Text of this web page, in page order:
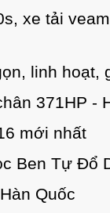
xe tải
linh hoạt,
371HP -
mới nhất
Ben Tự Đổ
Quốc